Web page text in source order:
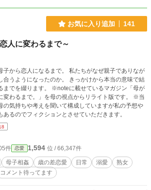
お気に入り追加 141
人に変わるまで～
子から恋人になるまで。 私たちがなぜ親子でありなが
合うようになったのか。 きっかけから本当の意味で結
ります。 ※noteに載せているマガジン「母が
変わるまで。」を母の視点からリライト版です。 ※当
の気持ちや考えを聞いて構成していますが私の予想や
あるのでフィクションとさせていただきます。
件 恋愛 1,594 位 / 66,347件
母子相姦 歳の差恋愛 日常 溺愛
熟女
コメント待ってます